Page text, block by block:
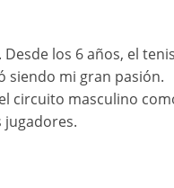
los 6 años, el
siendo mi gran pasión.
circuito masculino
jugadores.